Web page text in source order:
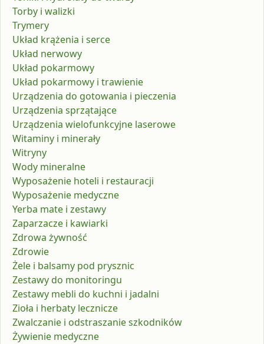
Torby i walizki
Trymery
Układ krążenia i serce
Układ nerwowy
Układ pokarmowy
Układ pokarmowy i trawienie
Urządzenia do gotowania i pieczenia
Urządzenia sprzątające
Urządzenia wielofunkcyjne laserowe
Witaminy i minerały
Witryny
Wody mineralne
Wyposażenie hoteli i restauracji
Wyposażenie medyczne
Yerba mate i zestawy
Zaparzacze i kawiarki
Zdrowa żywność
Zdrowie
Żele i balsamy pod prysznic
Zestawy do monitoringu
Zestawy mebli do kuchni i jadalni
Zioła i herbaty lecznicze
Zwalczanie i odstraszanie szkodników
Żywienie medyczne